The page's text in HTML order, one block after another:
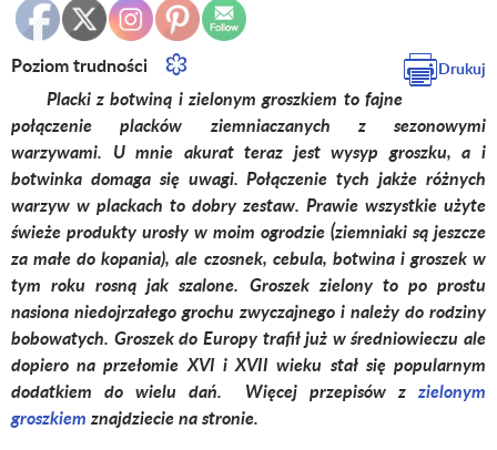
Drukuj
Poziom trudności
Placki z botwiną i zielonym groszkiem to fajne
połączenie placków ziemniaczanych z sezonowymi
warzywami. U mnie akurat teraz jest wysyp groszku, a i
botwinka domaga się uwagi. Połączenie tych jakże różnych
warzyw w plackach to dobry zestaw. Prawie wszystkie użyte
świeże produkty urosły w moim ogrodzie (ziemniaki są jeszcze
za małe do kopania), ale czosnek, cebula, botwina i groszek w
tym roku rosną jak szalone. Groszek zielony to po prostu
nasiona niedojrzałego grochu zwyczajnego i należy do rodziny
bobowatych. Groszek do Europy trafił już w średniowieczu ale
dopiero na przełomie XVI i XVII wieku stał się popularnym
dodatkiem do wielu dań. Więcej przepisów zzielonym
groszkiemznajdziecie na stronie.